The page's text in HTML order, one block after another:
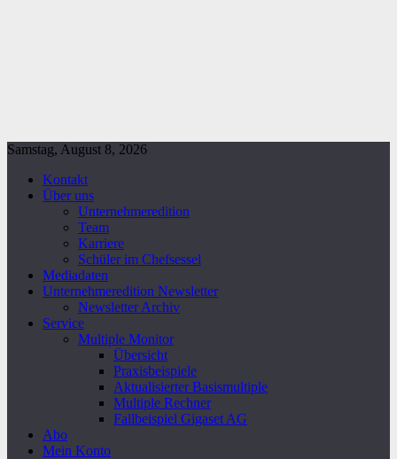
Samstag, August 8, 2026
Kontakt
Über uns
Unternehmeredition
Team
Karriere
Schüler im Chefsessel
Mediadaten
Unternehmeredition Newsletter
Newsletter Archiv
Service
Multiple Monitor
Übersicht
Praxisbeispiele
Aktualisierter Basismultiple
Multiple Rechner
Fallbeispiel Gigaset AG
Abo
Mein Konto